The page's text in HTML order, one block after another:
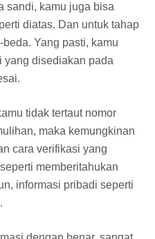
sandi, kamu juga bisa
diatas. Dan untuk tahap
Yang pasti, kamu
yang disediakan pada
tidak tertaut nomor
maka kemungkinan
cara verifikasi yang
memberitahukan
informasi pribadi seperti